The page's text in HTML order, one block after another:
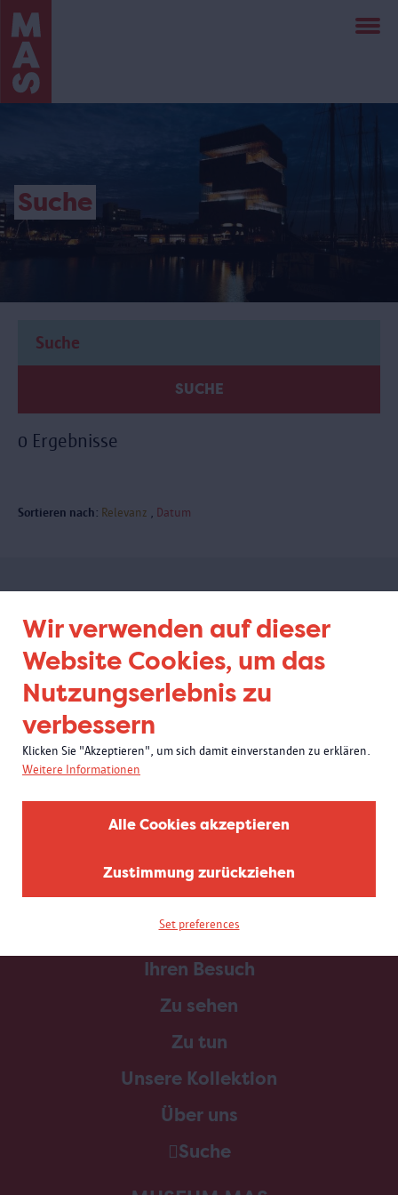
Wir verwenden auf dieser
Website Cookies, um das
Nutzungserlebnis zu
verbessern
Klicken Sie "Akzeptieren", um sich damit einverstanden zu erklären.
Weitere Informationen
Alle Cookies akzeptieren
Zustimmung zurückziehen
Set preferences
Direkt
zum
Inhalt
Suche
SUCHE
0 Ergebnisse
Sortieren nach: Relevanz Datum
Abonnieren Sie unseren
Newsletter
Home
Ihren Besuch
Zu sehen
Zu tun
Unsere Kollektion
Über uns
Suche